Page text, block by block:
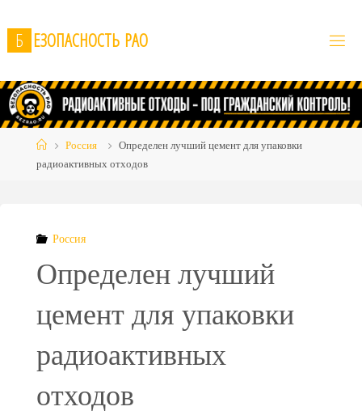
to
content
Б ЕЗОПАСНОСТЬ РАО
HomeРоссия
Определен лучший цемент для упаковки
радиоактивных отходов
Россия
Определен лучший
цемент для упаковки
радиоактивных
отходов